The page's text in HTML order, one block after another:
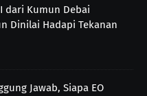
dari Kumun Debai
Dinilai Hadapi Tekanan
Jawab, Siapa EO